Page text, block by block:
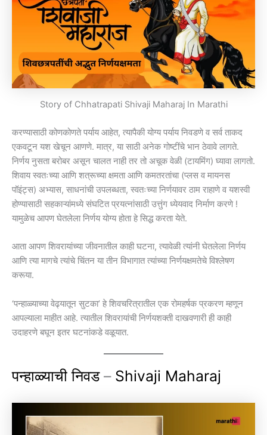
Story of Chhatrapati Shivaji Maharaj In Marathi
करण्यासाठी कोणकोणते पर्याय आहेत, त्यापैकी योग्य पर्याय निवडणे व सर्व ताकद
एकवटून यश खेचून आणणे. मात्र, या साठी अनेक गोष्टींचे भान ठेवावे लागते.
निर्णय नुसता बरोबर असून चालत नाही तर तो अचूक वेळी (टायमिंग) घ्यावा लागतो.
शिवाय स्वतःच्या आणि शत्रूच्या क्षमता आणि कमतरतांचा (प्लस व मायनस
पॉइंट्स) अभ्यास, साधनांची उपलब्धता, स्वतःच्या निर्णयावर ठाम राहाणे व यशस्वी
होण्यासाठी सहकाऱ्यांमध्ये संघटित प्रयत्नांसाठी उत्तुंग ध्येयवाद निर्माण करणे !
यामुळेच आपण घेतलेला निर्णय योग्य होता हे सिद्ध करता येते.
आता आपण शिवरायांच्या जीवनातील काही घटना, त्यावेळी त्यांनी घेतलेला निर्णय
आणि त्या मागचे त्यांचे चिंतन या तीन विभागात त्यांच्या निर्णयक्षमतेचे विश्लेषण
करूया.
‘पन्हाळ्याच्या वेढ्यातून सुटका’ हे शिवचरित्रातील एक रोमहर्षक प्रकरण म्हणून
आपल्याला माहीत आहे. त्यातील शिवरायांची निर्णयशक्ती दाखवणारी ही काही
उदाहरणे बघून इतर घटनांकडे वळूयात.
पन्हाळ्याची निवड– Shivaji Maharaj